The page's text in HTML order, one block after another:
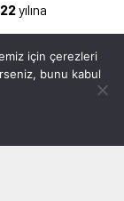
yılına
oluşturdu
50 ,677
için çerezleri
bunu kabul